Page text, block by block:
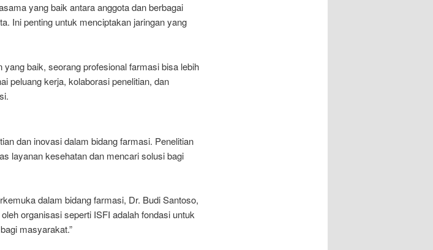
yang baik antara anggota dan berbagai
Ini penting untuk menciptakan jaringan yang
baik, seorang profesional farmasi bisa lebih
peluang kerja, kolaborasi penelitian, dan
dan inovasi dalam bidang farmasi. Penelitian
layanan kesehatan dan mencari solusi bagi
dalam bidang farmasi, Dr. Budi Santoso,
organisasi seperti ISFI adalah fondasi untuk
masyarakat.”